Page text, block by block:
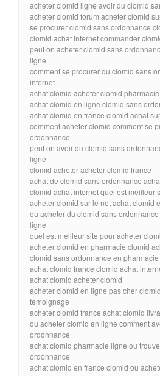
acheter clomid ligne avoir du clomid
acheter clomid forum acheter clomid
se procurer clomid sans ordonnance
clomid achat internet commander
peut on acheter clomid sans
ligne
comment se procurer du clomid sans
internet
achat clomid acheter clomid pharmacie
achat clomid en ligne clomid sans
achat clomid en france clomid achat
comment acheter clomid comment se
ordonnance
peut on avoir du clomid sans
ligne
clomid acheter acheter clomid france
achat de clomid sans ordonnance
clomid achat internet quel est meilleur
acheter clomid sur le net achat clomid
ou acheter du clomid sans
ligne
quel est meilleur site pour acheter
acheter clomid en pharmacie clomid
clomid sans ordonnance en
achat clomid france clomid achat
achat clomid acheter clomid
acheter clomid en ligne pas cher
temoignage
acheter clomid france achat clomid
ou acheter clomid en ligne comment
ordonnance
achat clomid pharmacie ligne ou
ordonnance
achat clomid en france clomid ou